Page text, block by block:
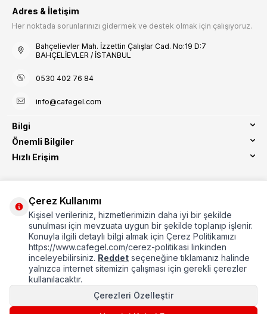
Adres & İletişim
Her noktada sorunlarınızı gidermek ve destek olmak için çalışıyoruz.
Bahçelievler Mah. İzzettin Çalışlar Cad. No:19 D:7
BAHÇELİEVLER / İSTANBUL
0530 402 76 84
info@cafegel.com
Bilgi
Önemli Bilgiler
Hızlı Erişim
Etbis Kayıtlıdır
Çerez Kullanımı
Kişisel verileriniz, hizmetlerimizin daha iyi bir şekilde
sunulması için mevzuata uygun bir şekilde toplanıp işlenir.
Konuyla ilgili detaylı bilgi almak için Çerez Politikamızı
https://www.cafegel.com/cerez-politikasi linkinden
inceleyebilirsiniz. Reddet seçeneğine tıklamanız halinde
yalnızca internet sitemizin çalışması için gerekli çerezler
kullanılacaktır.
Çerezleri Özelleştir